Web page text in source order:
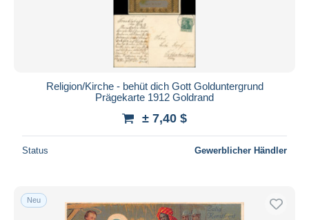
Religion/Kirche - behüt dich Gott Golduntergrund
Prägekarte 1912 Goldrand
± 7,40 $
Status Gewerblicher Händler
Neu